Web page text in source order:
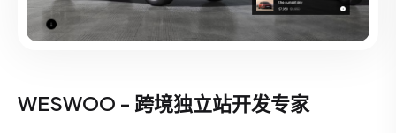
WESWOO - 跨境独立站开发专家